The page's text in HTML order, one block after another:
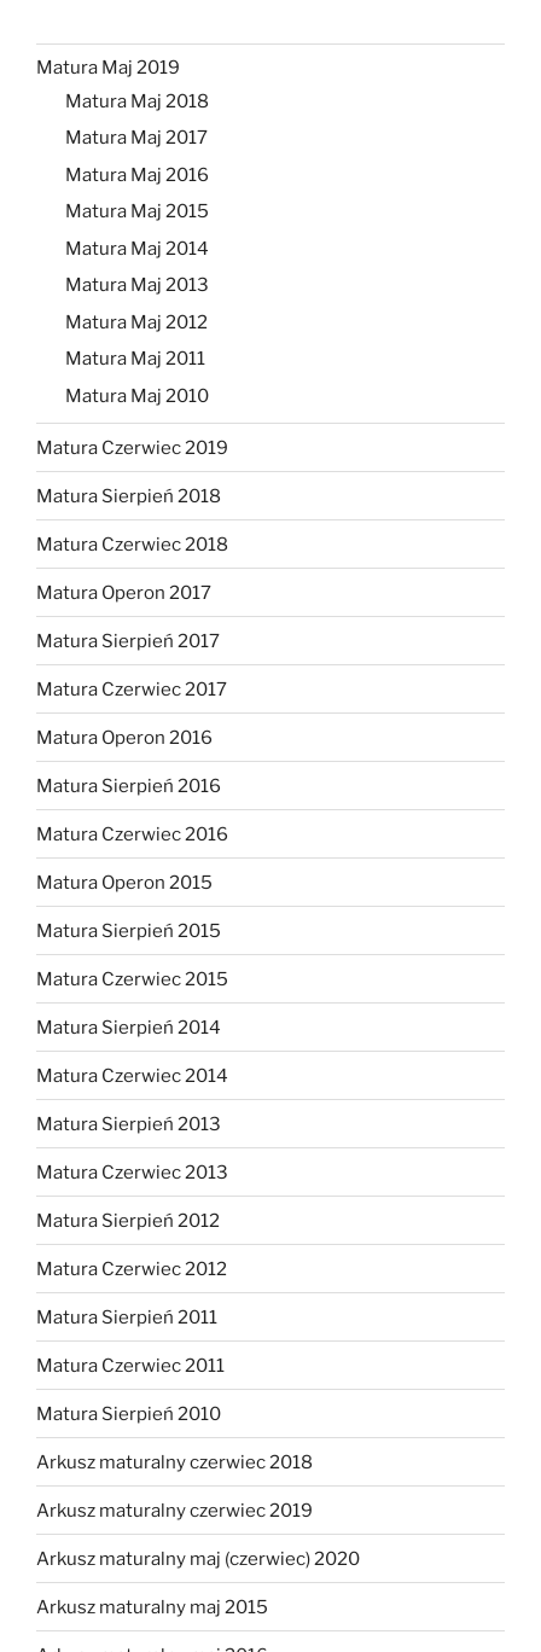
Matura Maj 2019
Matura Maj 2018
Matura Maj 2017
Matura Maj 2016
Matura Maj 2015
Matura Maj 2014
Matura Maj 2013
Matura Maj 2012
Matura Maj 2011
Matura Maj 2010
Matura Czerwiec 2019
Matura Sierpień 2018
Matura Czerwiec 2018
Matura Operon 2017
Matura Sierpień 2017
Matura Czerwiec 2017
Matura Operon 2016
Matura Sierpień 2016
Matura Czerwiec 2016
Matura Operon 2015
Matura Sierpień 2015
Matura Czerwiec 2015
Matura Sierpień 2014
Matura Czerwiec 2014
Matura Sierpień 2013
Matura Czerwiec 2013
Matura Sierpień 2012
Matura Czerwiec 2012
Matura Sierpień 2011
Matura Czerwiec 2011
Matura Sierpień 2010
Arkusz maturalny czerwiec 2018
Arkusz maturalny czerwiec 2019
Arkusz maturalny maj (czerwiec) 2020
Arkusz maturalny maj 2015